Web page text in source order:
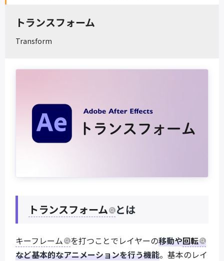
トランスフォーム
Transform
トランスフォーム とは
キーフレーム を打つことでレイヤーの移動や回転
など基本的なアニメーションを行う機能。基本のレイ